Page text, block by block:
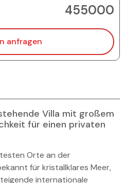
455000
anfragen
Villa mit großem
für einen privaten
Orte an der
für kristallklares Meer,
internationale